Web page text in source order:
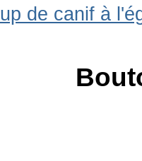
de canif à